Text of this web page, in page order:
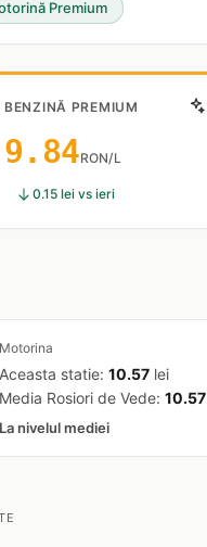
Premium
BENZINĂ PREMIUM
9.84RON/L
0.15 lei vs ieri
Motorina
Aceasta statie: 10.57 lei
Media Rosiori de Vede: 10.57
La nivelul mediei